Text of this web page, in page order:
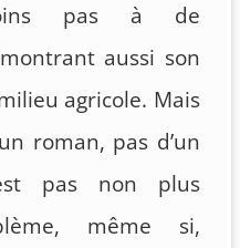
pas à de
aussi son
agricole. Mais
roman, pas d’un
pas non plus
même si,